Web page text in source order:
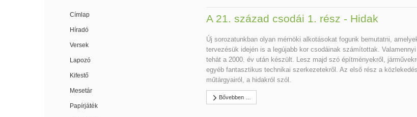
A 21. század csodái 1. rész - Hidak
Új sorozatunkban olyan mérnöki alkotásokat fogunk bemutatni,
tervezésük idején is a legújabb kor csodáinak számítottak.
tehát a 2000. év után készült. Lesz majd szó építményekről,
egyéb fantasztikus technikai szerkezetekről. Az első rész a
műtárgyairól, a hidakról szól.
Bővebben …
Címlap
Híradó
Versek
Lapozó
Kifestő
Mesetár
Papírjáték